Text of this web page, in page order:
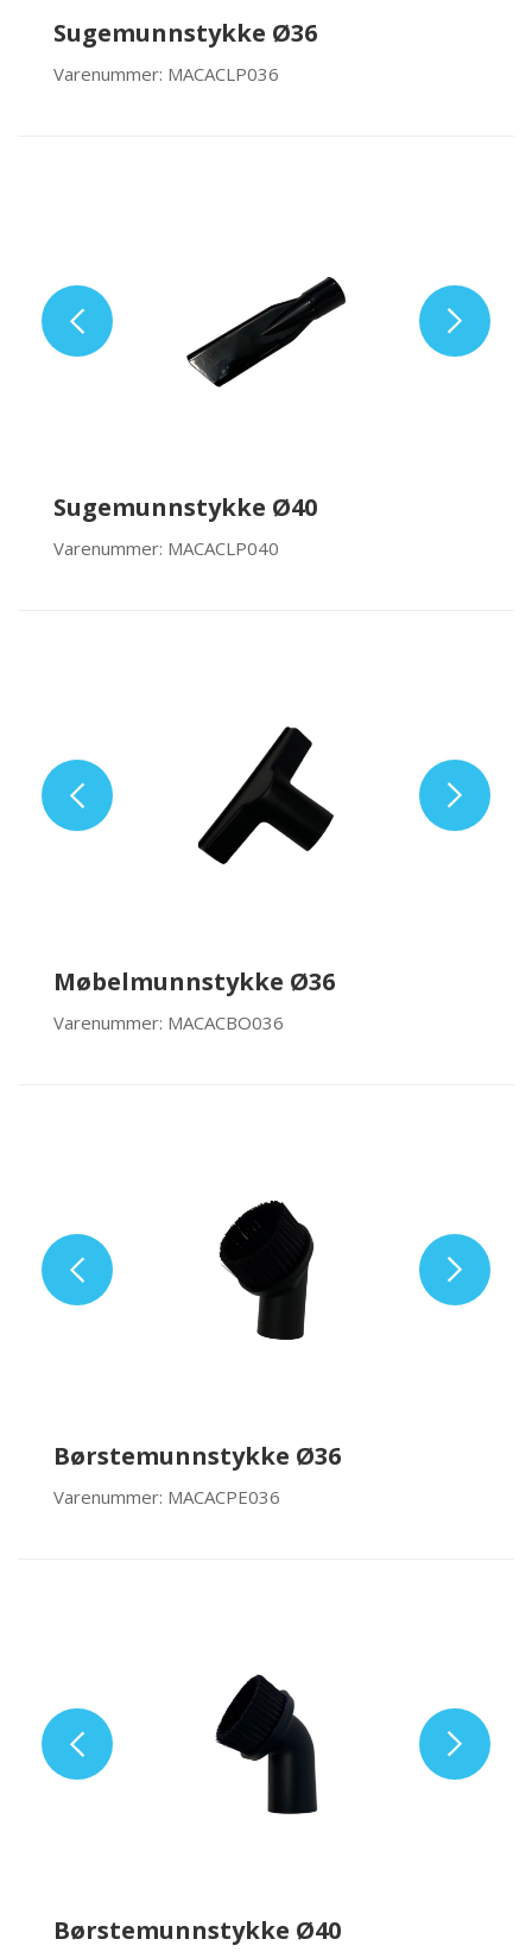
Sugemunnstykke Ø36
Varenummer: MACACLP036
Sugemunnstykke Ø40
Varenummer: MACACLP040
Møbelmunnstykke Ø36
Varenummer: MACACBO036
Børstemunnstykke Ø36
Varenummer: MACACPE036
Børstemunnstykke Ø40